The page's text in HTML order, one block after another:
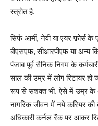
स्त्रोत है.
सिर्फ आर्मी, नेवी या एयर फ़ोर्स
बीएसएफ, सीआरपीएफ या अन्य
पंजाब पूर्व सैनिक निगम के
साल की उम्र में लोग रिटायर
रूप से सशक्त भी. ऐसे में उम्र के
नागरिक जीवन में नये करियर
अधिकारी कर्नल रैंक पर आकर